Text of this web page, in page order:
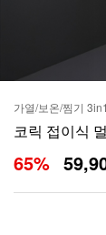
가열/보온/찜기
코릭 접이식
65%